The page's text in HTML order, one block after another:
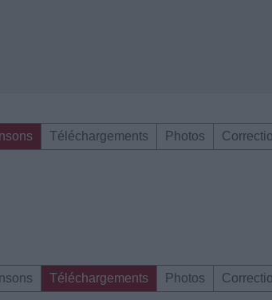
Téléchargements Photos
Téléchargements Photos